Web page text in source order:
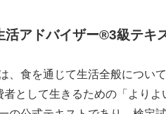
活アドバイザー®3級テキ
、食を通じて生活全般につい
として生きるための「より